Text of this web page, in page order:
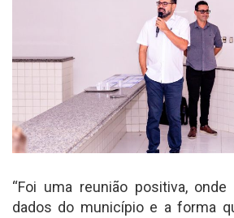
“Foi uma reunião positiva,
dados do município e a forma